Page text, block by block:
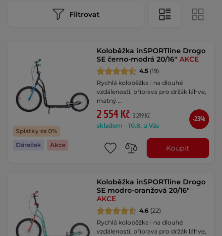
Filtrovat
Splátky za 0%
Dáreček
Akce
Koloběžka inSPORTline Drogo
SE černo-modrá 20/16"AKCE
4.5 (19)
Rychlá koloběžka i na dlouhé
vzdálenosti, příprava pro držák láhve,
matný …
2 554 Kč 3 299 Kč
skladem – 10.8. u Vás
-23%
Koupit
Koloběžka inSPORTline Drogo
SE modro-oranžová 20/16"
AKCE
4.6 (22)
Rychlá koloběžka i na dlouhé
vzdálenosti, příprava pro držák láhve,